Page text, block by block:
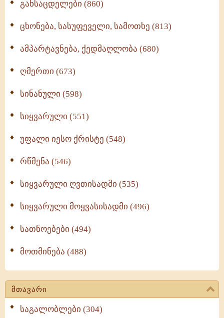
განსაცდელები (860)
ცხონება, სასუფეველი, სამოთხე (813)
ამპარტავნება, ქედმაღლობა (680)
ღმერთი (673)
სინანული (598)
სიყვარული (551)
უფალი იესო ქრისტე (548)
რწმენა (546)
სიყვარული ღვთისადმი (535)
სიყვარული მოყვასისადმი (496)
სათნოებები (494)
მოთმინება (488)
მთავარი
საგალობლები (304)